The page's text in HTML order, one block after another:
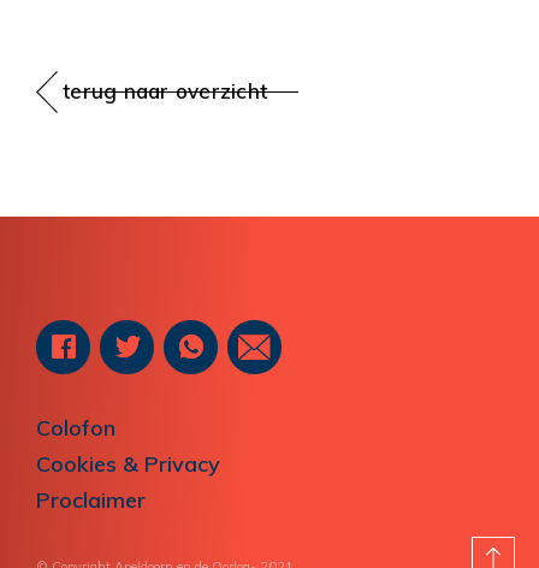
terug naar overzicht
Colofon
Cookies & Privacy
Proclaimer